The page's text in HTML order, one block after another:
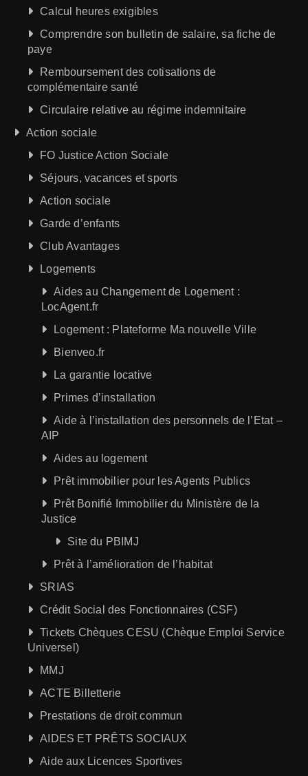
Calcul heures exigibles
Comprendre son bulletin de salaire, sa fiche de
paye
Remboursement des cotisations de
complémentaire santé
Circulaire relative au régime indemnitaire
Action sociale
FO Justice Action Sociale
Séjours, vacances et sports
Action sociale
Garde d’enfants
Club Avantages
Logements
Aides au Changement de Logement :
LocAgent.fr
Logement : Plateforme Ma nouvelle Ville
Bienveo.fr
La garantie locative
Primes d’installation
Aide à l’installation des personnels de l’Etat –
AIP
Aides au logement
Prêt immobilier pour les Agents Publics
Prêt Bonifié Immobilier du Ministère de la
Justice
Site du PBIMJ
Prêt à l’amélioration de l’habitat
SRIAS
Crédit Social des Fonctionnaires (CSF)
Tickets Chèques CESU (Chèque Emploi Service
Universel)
MMJ
ACTE Billetterie
Prestations de droit commun
AIDES ET PRÊTS SOCIAUX
Aide aux Licences Sportives